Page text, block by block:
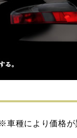
車種により価格が